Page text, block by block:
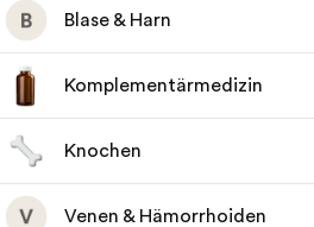
Blase & Harn
Komplementärmedizin
Knochen
Venen & Hämorrhoiden